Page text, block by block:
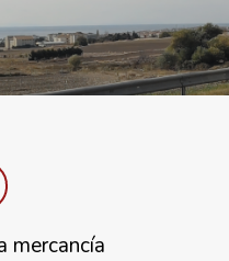
mercancía